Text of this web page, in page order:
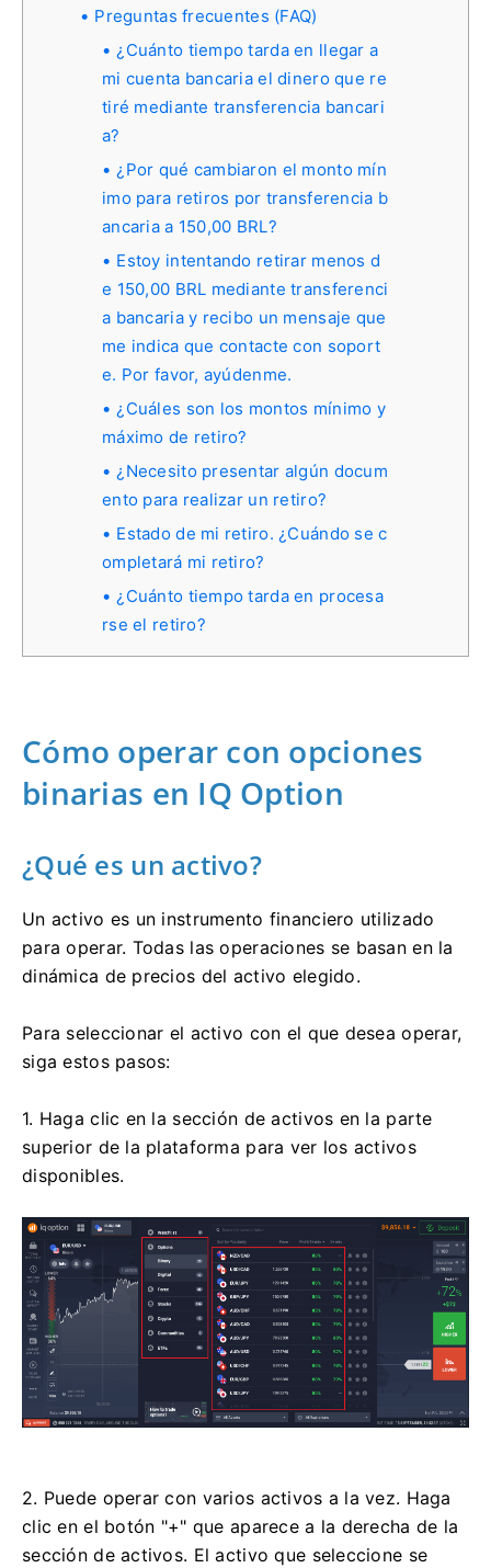
Preguntas frecuentes (FAQ)
¿Cuánto tiempo tarda en llegar a
mi cuenta bancaria el dinero que re
tiré mediante transferencia bancari
a?
¿Por qué cambiaron el monto mín
imo para retiros por transferencia b
ancaria a 150,00 BRL?
Estoy intentando retirar menos d
e 150,00 BRL mediante transferenci
a bancaria y recibo un mensaje que
me indica que contacte con soport
e. Por favor, ayúdenme.
¿Cuáles son los montos mínimo y
máximo de retiro?
¿Necesito presentar algún docum
ento para realizar un retiro?
Estado de mi retiro. ¿Cuándo se c
ompletará mi retiro?
¿Cuánto tiempo tarda en procesa
rse el retiro?
Cómo operar con opciones
binarias en IQ Option
¿Qué es un activo?
Un activo es un instrumento financiero utilizado
para operar. Todas las operaciones se basan en la
dinámica de precios del activo elegido.
Para seleccionar el activo con el que desea operar,
siga estos pasos:
1. Haga clic en la sección de activos en la parte
superior de la plataforma para ver los activos
disponibles.
2. Puede operar con varios activos a la vez. Haga
clic en el botón "+" que aparece a la derecha de la
sección de activos. El activo que seleccione se